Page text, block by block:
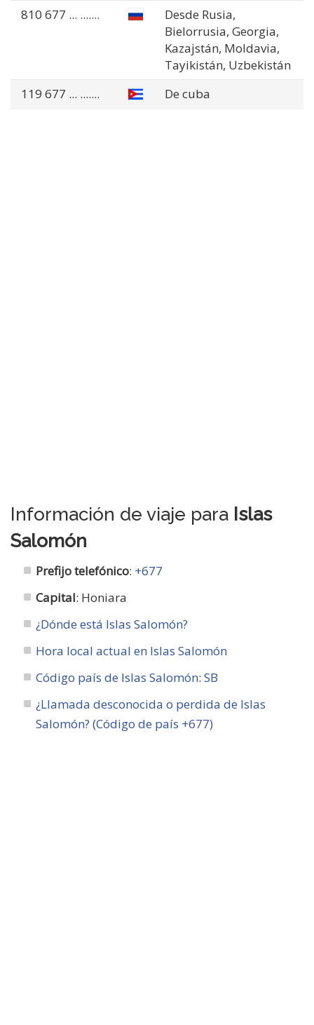
810 677 ... .......
Desde Rusia,
Bielorrusia, Georgia,
Kazajstán, Moldavia,
Tayikistán, Uzbekistán
119 677 ... ....... De cuba
Información de viaje para Islas
Salomón
Prefijo telefónico: +677
Capital: Honiara
¿Dónde está Islas Salomón?
Hora local actual en Islas Salomón
Código país de Islas Salomón:SB
¿Llamada desconocida o perdida de Islas
Salomón? (Código de país +677)